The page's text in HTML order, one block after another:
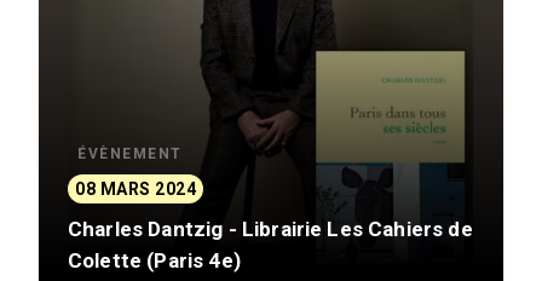
ÉVÈNEMENT
08 MARS 2024
Charles Dantzig - Librairie Les Cahiers de
Colette (Paris 4e)